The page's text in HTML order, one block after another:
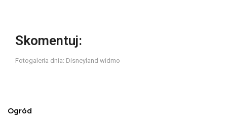
Skomentuj:
Fotogaleria dnia: Disneyland widmo
Ogród